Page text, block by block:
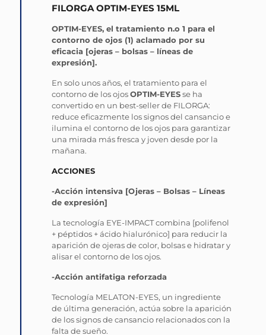
FILORGA OPTIM-EYES 15ML
OPTIM-EYES, el tratamiento n.o 1 para el
contorno de ojos (1) aclamado por su
eficacia [ojeras – bolsas – líneas de
expresión].
En solo unos años, el tratamiento para el
contorno de los ojosOPTIM-EYESse ha
convertido en un best-seller de FILORGA:
reduce eficazmente los signos del cansancio e
ilumina el contorno de los ojos para garantizar
una mirada más fresca y joven desde por la
mañana.
ACCIONES
-Acción intensiva [Ojeras – Bolsas – Líneas
de expresión]
La tecnología EYE-IMPACT combina [polifenol
+ péptidos + ácido hialurónico] para reducir la
aparición de ojeras de color, bolsas e hidratar y
alisar el contorno de los ojos.
-Acción antifatiga reforzada
Tecnología MELATON-EYES, un ingrediente
de última generación, actúa sobre la aparición
de los signos de cansancio relacionados con la
falta de sueño.